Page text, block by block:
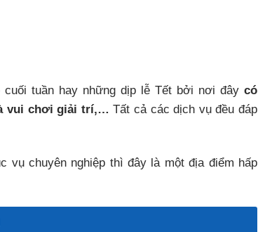
tuần hay những dịp lễ Tết bởi nơi đây có
vui chơi giải trí,… Tất cả các dịch vụ đều đáp
vụ chuyên nghiệp thì đây là một địa điểm hấp